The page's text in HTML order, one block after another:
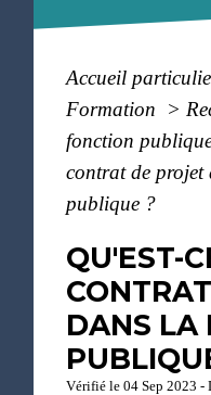
Accueil
Formation
>
fonction
contrat de
publique ?
QU'EST-
DANS LA
Vérifié le 04 Sep 2023